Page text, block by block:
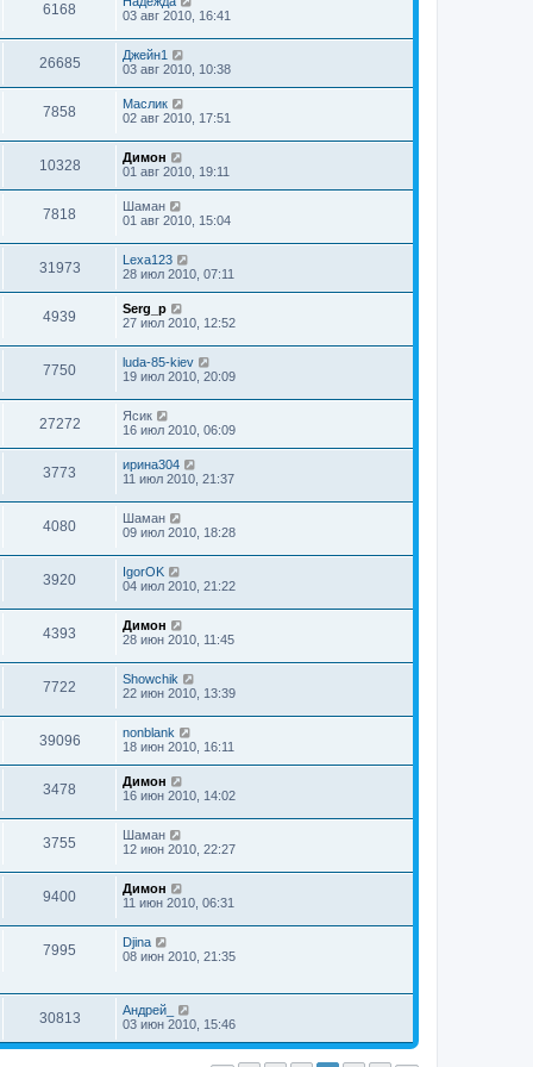
6168
03 авг 2010, 16:41
26685
Джейн1
03 авг 2010, 10:38
7858
Маслик
02 авг 2010, 17:51
10328
Димон
01 авг 2010, 19:11
7818
Шаман
01 авг 2010, 15:04
31973
Lexa123
28 июл 2010, 07:11
4939
Serg_p
27 июл 2010, 12:52
7750
luda-85-kiev
19 июл 2010, 20:09
27272
Ясик
16 июл 2010, 06:09
3773
ирина304
11 июл 2010, 21:37
4080
Шаман
09 июл 2010, 18:28
3920
IgorOK
04 июл 2010, 21:22
4393
Димон
28 июн 2010, 11:45
7722
Showchik
22 июн 2010, 13:39
39096
nonblank
18 июн 2010, 16:11
3478
Димон
16 июн 2010, 14:02
3755
Шаман
12 июн 2010, 22:27
9400
Димон
11 июн 2010, 06:31
7995
Djina
08 июн 2010, 21:35
30813
Андрей_
03 июн 2010, 15:46